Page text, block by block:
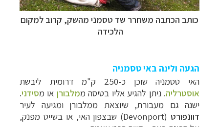
כותב הכתבה משחרר שד טסמני מהשק, קרוב למקום
הלכידה
הגעה ולינה באי טסמניה
האי טסמניה שוכן כ-250 ק"מ דרומית ליב
שת
אוסטרליה. ניתן להגיע אליו בטיסה ממלבורן או מסידני.
ישנה גם מעבורת, שיוצאת ממלבורן ומגיעה לעיר
דוונפורט(
Devonport) שבצפון האי, או בשייט מפנק,